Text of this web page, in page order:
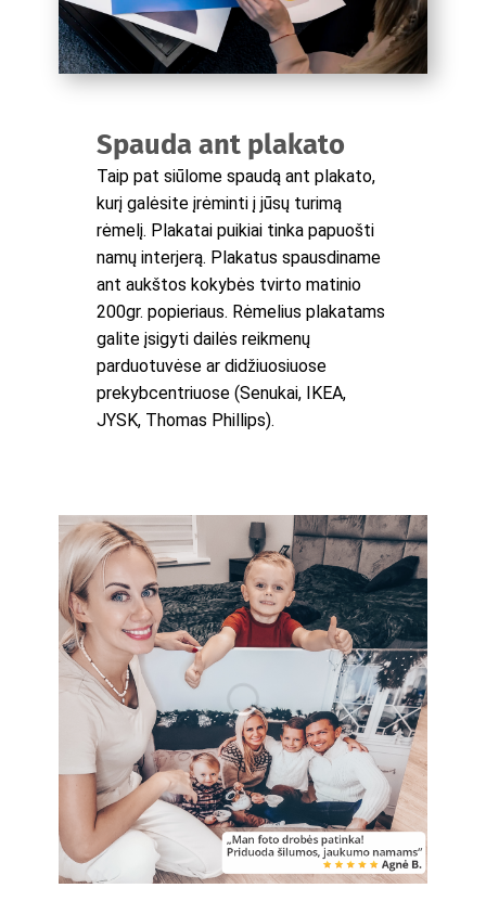
Spauda ant plakato
Taip pat siūlome spaudą ant plakato,
kurį galėsite įrėminti į jūsų turimą
rėmelį. Plakatai puikiai tinka papuošti
namų interjerą. Plakatus spausdiname
ant aukštos kokybės tvirto matinio
200gr. popieriaus. Rėmelius plakatams
galite įsigyti dailės reikmenų
parduotuvėse ar didžiuosiuose
prekybcentriuose (Senukai, IKEA,
JYSK, Thomas Phillips).